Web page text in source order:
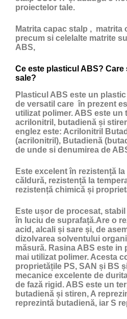
proiectelor tale.
Matrita capac stalp , matrita
precum si celelalte matrite
ABS,
Ce este plasticul ABS?
sale?
Plasticul ABS este un plastic
de versatil care în prezent
utilizat polimer. ABS este un
acrilonitril, butadienă și
englez este: Acrilonitril
(acrilonitril), Butadienă
de unde si denumirea de
Este excelent în rezistență
căldură, rezistență la
rezistență chimică și
Este ușor de procesat,
în luciu de suprafață.Are o
acid, alcali și sare și, de
dizolvarea solventului
măsură. Rasina ABS este in
mai utilizat polimer. Acesta
proprietățile PS, SAN și BS
mecanice excelente de
de fază rigid. ABS este un
butadienă și stiren, A
reprezintă butadienă, iar S